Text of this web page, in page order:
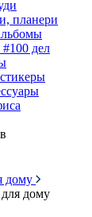
планери
дел
дому
дому